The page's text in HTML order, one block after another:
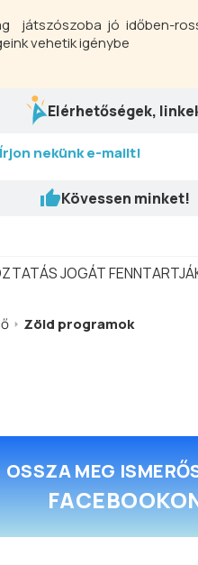
játszószoba jó időben-
vehetik igénybe
Elérhetőségek,
Írjon nekünk e-mailt!
Kövessen minket!
JOGÁT
Zöld programok
OSSZA MEG